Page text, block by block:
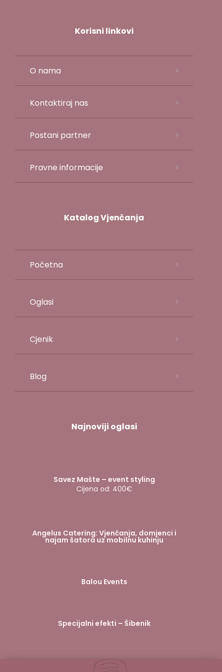
Korisni linkovi
O nama
Kontaktiraj nas
Postani partner
Pravne informacije
Katalog Vjenčanja
Početna
Oglasi
Cjenik
Blog
Najnoviji oglasi
Savez Mašte – event styling
Cijena od: 400€
Angelus Catering: Vjenčanja, domjenci i
najam šatora uz mobilnu kuhinju
Balou Events
Specijalni efekti – Šibenik